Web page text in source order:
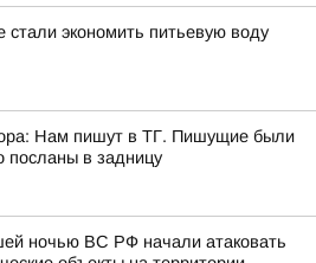
стали экономить питьевую воду
Нам пишут в ТГ. Пишущие были
посланы в задницу
ночью ВС РФ начали атаковать